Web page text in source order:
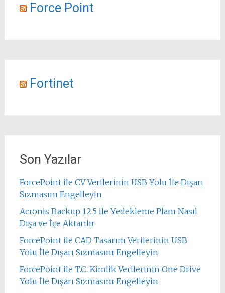
Force Point
Fortinet
Son Yazılar
ForcePoint ile CV Verilerinin USB Yolu İle Dışarı
Sızmasını Engelleyin
Acronis Backup 12.5 ile Yedekleme Planı Nasıl
Dışa ve İçe Aktarılır
ForcePoint ile CAD Tasarım Verilerinin USB
Yolu İle Dışarı Sızmasını Engelleyin
ForcePoint ile T.C. Kimlik Verilerinin One Drive
Yolu İle Dışarı Sızmasını Engelleyin